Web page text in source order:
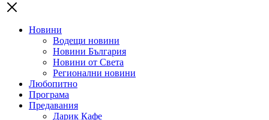
Новини
Водещи новини
Новини България
Новини от Света
Регионални новини
Любопитно
Програма
Предавания
Дарик Кафе